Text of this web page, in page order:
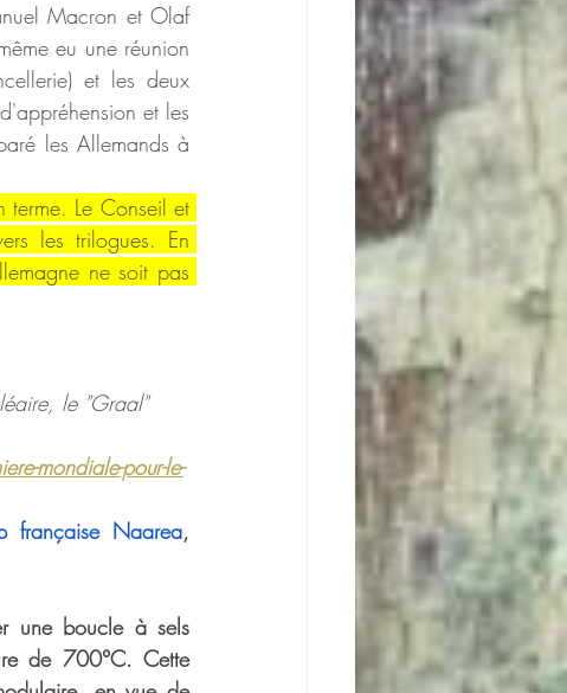
Macron et Olaf
eu une réunion
et les deux
et les
les Allemands à
terme. Le Conseil et
les trilogues. En
ne soit pas
le "Graal"
mondiale-pour-le-
française Naarea
une boucle à sels
de 700°C. Cette